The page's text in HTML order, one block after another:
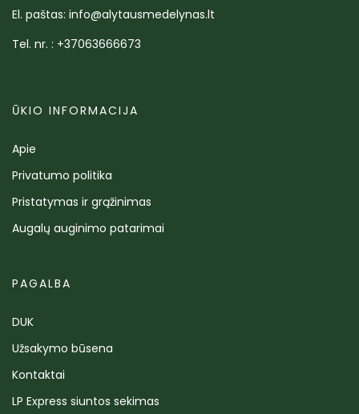
El. paštas: info@alytausmedelynas.lt
Tel. nr. : +37063666673
ŪKIO INFORMACIJA
Apie
Privatumo politika
Pristatymas ir grąžinimas
Augalų auginimo patarimai
PAGALBA
DUK
Užsakymo būsena
Kontaktai
LP Express siuntos sekimas